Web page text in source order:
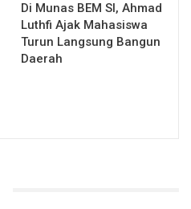
Di Munas BEM SI, Ahmad
Luthfi Ajak Mahasiswa
Turun Langsung Bangun
Daerah